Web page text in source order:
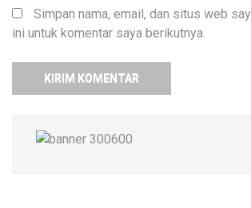
Simpan nama, email, dan situs web
ini untuk komentar saya berikutnya.